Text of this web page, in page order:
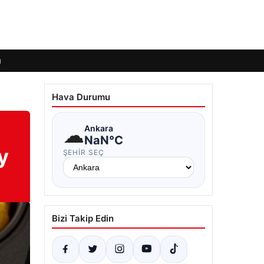
Hava Durumu
☁Ankara
NaN°C
ŞEHIR SEÇ
Bizi Takip Edin